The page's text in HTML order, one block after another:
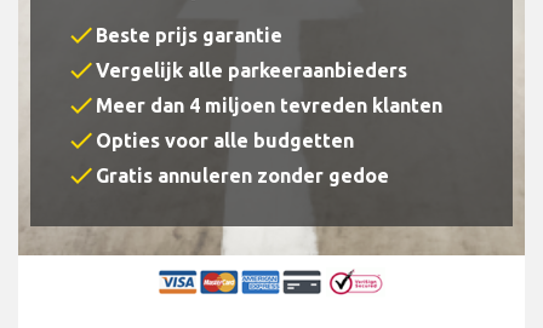
check Beste prijs garantie
checkVergelijk alle parkeeraanbieders
check Meer dan 4 miljoen tevreden klanten
check Opties voor alle budgetten
check Gratis annuleren zonder gedoe